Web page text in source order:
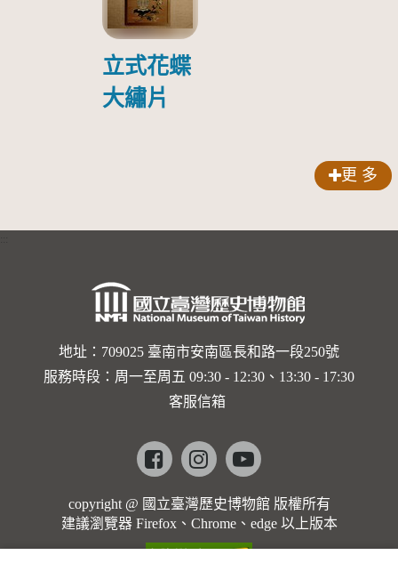
立式花蝶
大繡片
傷日本戰
更 多
地址：709025 臺南市安南區長和路一段250號
服務時段：周一至周五 09:30 - 12:30、13:30 - 17:30
客服信箱
Facebookinstagramyoutube
copyright @ 國立臺灣歷史博物館 版權所有
建議瀏覽器 Firefox、Chrome、edge 以上版本